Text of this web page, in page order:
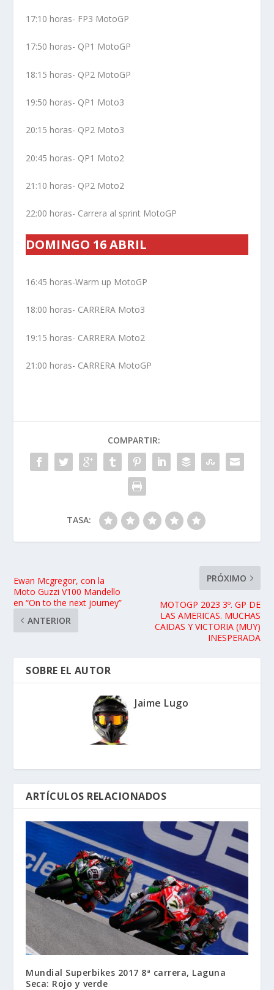
17:10 horas- FP3 MotoGP
17:50 horas- QP1 MotoGP
18:15 horas- QP2 MotoGP
19:50 horas- QP1 Moto3
20:15 horas- QP2 Moto3
20:45 horas- QP1 Moto2
21:10 horas- QP2 Moto2
22:00 horas- Carrera al sprint MotoGP
DOMINGO 16 ABRIL
16:45 horas-Warm up MotoGP
18:00 horas- CARRERA Moto3
19:15 horas- CARRERA Moto2
21:00 horas- CARRERA MotoGP
COMPARTIR:
TASA:
Ewan Mcgregor, con la
Moto Guzzi V100 Mandello
en “On to the next journey”
ANTERIOR
PRÓXIMO
MOTOGP 2023 3º. GP DE
LAS AMERICAS. MUCHAS
CAIDAS Y VICTORIA (MUY)
INESPERADA
SOBRE EL AUTOR
Jaime Lugo
ARTÍCULOS RELACIONADOS
Mundial Superbikes 2017 8ª carrera, Laguna
Seca: Rojo y verde